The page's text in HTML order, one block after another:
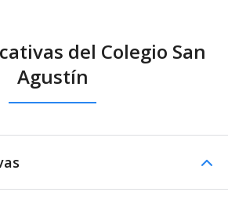
del Colegio San
Agustín